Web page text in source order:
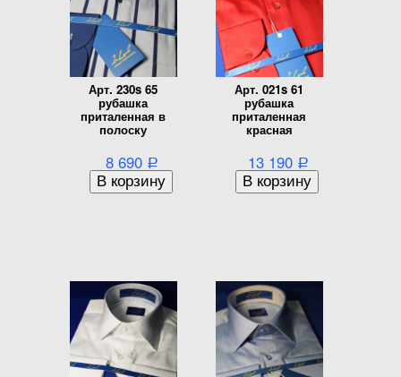
Арт. 230s 65
рубашка
приталенная в
полоску
8 690 Р
Арт. 021s 61
рубашка
приталенная
красная
13 190 Р